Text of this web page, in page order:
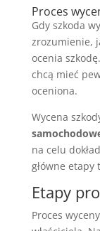
Proces
Gdy szkoda
zrozumienie,
ocenia
chcą mieć
oceniona.
Wycena
na celu
główne etapy
Etapy
Proces